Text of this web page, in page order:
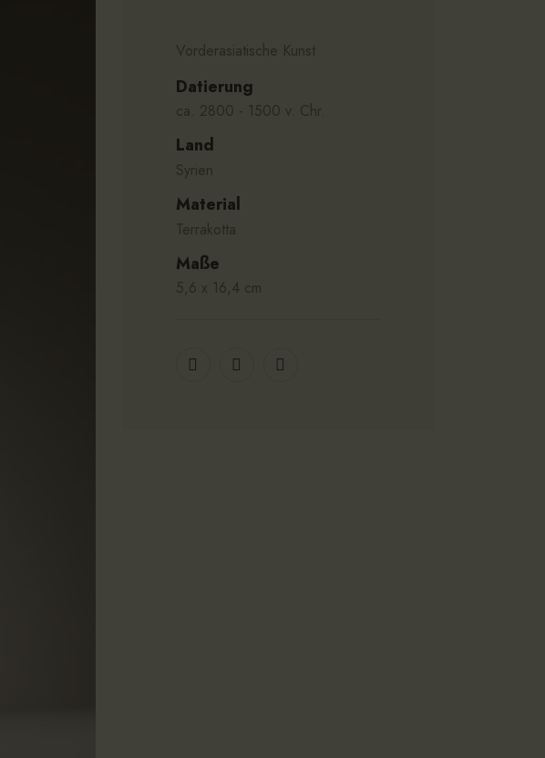
Vorderasiatische Kunst
Datierung
ca. 2800 - 1500 v. Chr.
Land
Syrien
Material
Terrakotta
Maße
5,6 x 16,4 cm